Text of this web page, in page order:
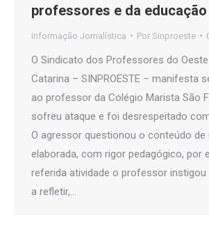
professores e da educação
Informação Jornalística Por Sinproeste
O Sindicato dos Professores do
Catarina – SINPROESTE – manifesta
ao professor da Colégio Marista São
sofreu ataque e foi desrespeitado
O agressor questionou o conteúdo de
elaborada, com rigor pedagógico, por
referida atividade o professor
a refletir,…